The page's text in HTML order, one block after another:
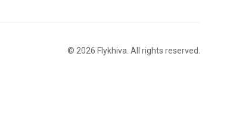
© 2026 Flykhiva. All rights reserved.